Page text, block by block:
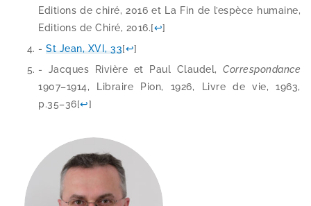
Editions de chi­ré, 2016 et La Fin de l’es­pèce humaine,
Editions de Chiré, 2016.[↩]
- St Jean, XVI, 33[↩]
- Jacques Rivière et Paul Claudel, Correspondance
1907–1914, Libraire Pion, 1926, Livre de vie, 1963,
p.35–36[↩]